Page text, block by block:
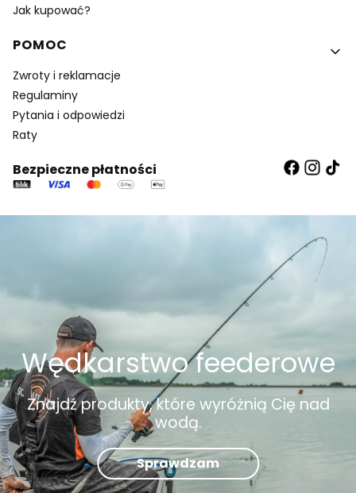
Jak kupować?
POMOC
Zwroty i reklamacje
Regulaminy
Pytania i odpowiedzi
Raty
Bezpieczne płatności
Wędkarstwo feederowe
Znajdź produkty, które wyróżnią Cię nad
wodą.
Sprawdzam